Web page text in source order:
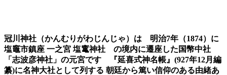
冠川神社（かんむりがわじんじゃ）は 明治7年（1874）に
塩竈市鎮座 一之宮 塩竃神社 の境内に遷座した国幣中社
「 志波彦神社 」 の元宮です 『延喜式神名帳 』 (927年12月編
纂)に名神大社として列する 朝廷から篤い信仰のある由緒あ